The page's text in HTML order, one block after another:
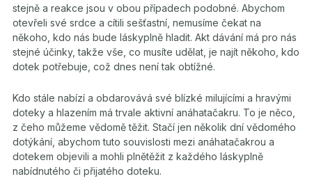
stejně a reakce jsou v obou případech podobné. Abychom
otevřeli své srdce a cítili sešťastní, nemusíme čekat na
někoho, kdo nás bude láskyplně hladit. Akt dávání má pro nás
stejné účinky, takže vše, co musíte udělat, je najít někoho, kdo
dotek potřebuje, což dnes není tak obtížné.
Kdo stále nabízí a obdarovává své blízké milujícími a hravými
doteky a hlazením má trvale aktivní anáhatačakru. To je něco,
z čeho můžeme vědomě těžit. Stačí jen několik dní vědomého
dotýkání, abychom tuto souvislosti mezi anáhatačakrou a
dotekem objevili a mohli plnětěžit z každého láskyplně
nabídnutého či přijatého doteku.